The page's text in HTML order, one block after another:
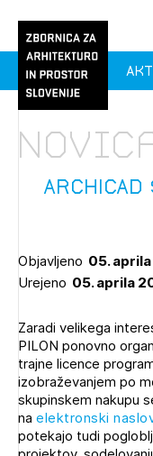
Praksa
O ZAPS
1/1
PRIJAVITE SE
Objavljeno 05.
Urejeno 05. aprila
Zaradi velikega
PILON ponovno
trajne licence
izobraževanjem po
skupinskem nakupu
na elektronski
potekajo tudi
1/2
Prijava
Novičnike. Označite
Novičnike vam bomo
Mesečni
Novičnik
Novičnik
Tedenski